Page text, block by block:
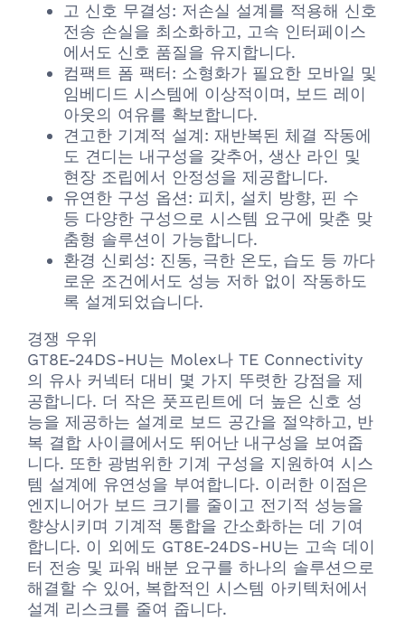
고 신호 무결성: 저손실 설계를 적용해 신호
전송 손실을 최소화하고, 고속 인터페이스
에서도 신호 품질을 유지합니다.
컴팩트 폼 팩터: 소형화가 필요한 모바일 및
임베디드 시스템에 이상적이며, 보드 레이
아웃의 여유를 확보합니다.
견고한 기계적 설계: 재반복된 체결 작동에
도 견디는 내구성을 갖추어, 생산 라인 및
현장 조립에서 안정성을 제공합니다.
유연한 구성 옵션: 피치, 설치 방향, 핀 수
등 다양한 구성으로 시스템 요구에 맞춘 맞
춤형 솔루션이 가능합니다.
환경 신뢰성: 진동, 극한 온도, 습도 등 까다
로운 조건에서도 성능 저하 없이 작동하도
록 설계되었습니다.
경쟁 우위
GT8E-24DS-HU는 Molex나 TE Connectivity
의 유사 커넥터 대비 몇 가지 뚜렷한 강점을 제
공합니다. 더 작은 풋프린트에 더 높은 신호 성
능을 제공하는 설계로 보드 공간을 절약하고, 반
복 결합 사이클에서도 뛰어난 내구성을 보여줍
니다. 또한 광범위한 기계 구성을 지원하여 시스
템 설계에 유연성을 부여합니다. 이러한 이점은
엔지니어가 보드 크기를 줄이고 전기적 성능을
향상시키며 기계적 통합을 간소화하는 데 기여
합니다. 이 외에도 GT8E-24DS-HU는 고속 데이
터 전송 및 파워 배분 요구를 하나의 솔루션으로
해결할 수 있어, 복합적인 시스템 아키텍처에서
설계 리스크를 줄여 줍니다.